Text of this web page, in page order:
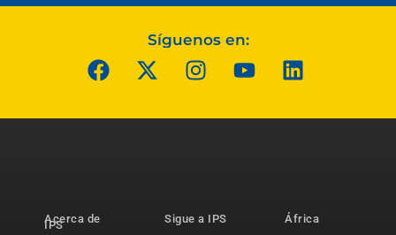
Síguenos en:
Acerca de
IPS
Sigue a IPS
África